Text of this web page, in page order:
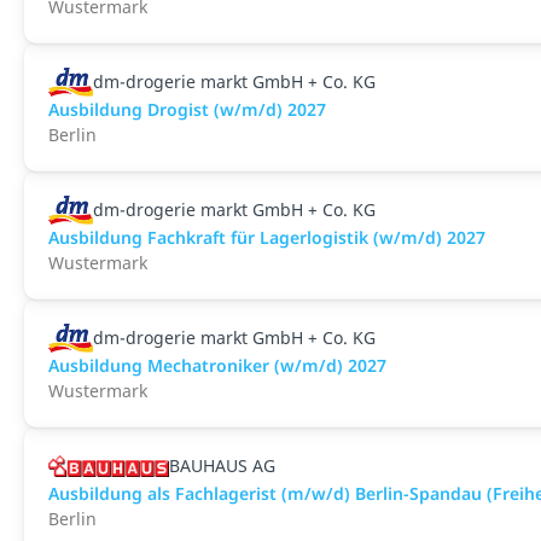
Wustermark
dm-drogerie markt GmbH + Co. KG
Ausbildung Drogist (w/m/d) 2027
Berlin
dm-drogerie markt GmbH + Co. KG
Ausbildung Fachkraft für Lagerlogistik (w/m/d) 2027
Wustermark
dm-drogerie markt GmbH + Co. KG
Ausbildung Mechatroniker (w/m/d) 2027
Wustermark
BAUHAUS AG
Ausbildung als Fachlagerist (m/w/d) Berlin-Spandau
Berlin